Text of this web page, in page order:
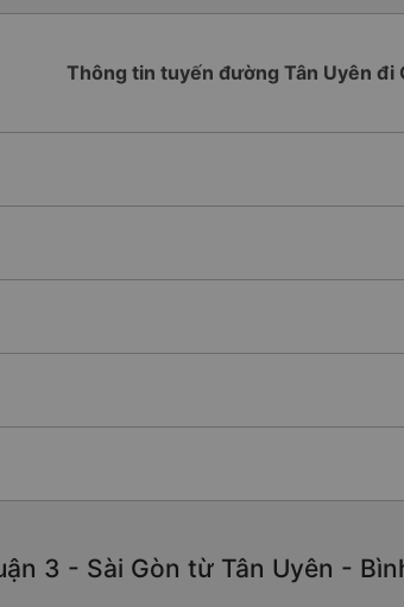
Thông tin tuyến đường Tân Uyên đi
3 - Sài Gòn từ Tân Uyên -